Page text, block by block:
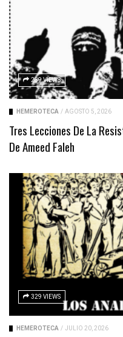
239 VIEWS
HEMEROTECA / AGOSTO 5, 2026
Tres Lecciones De La
De Ameed Faleh
329 VIEWS
HEMEROTECA / JULIO 20, 2026